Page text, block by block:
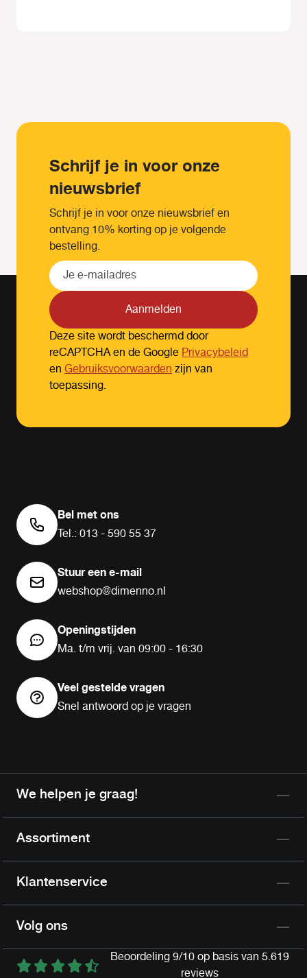
Schrijf je in voor onze
nieuwsbrief
Schrijf je in voor onze nieuwsbrief en
ontvang 10% korting op je volgende
bestelling.
Aanmelden
Deze site wordt beschermd door
reCAPTCHA en de GooglePrivacybeleid
en Gebruiksvoorwaardenzijn van
toepassing.
Bel met ons
Tel.: 013 - 590 55 37
Stuur een e-mail
webshop@dimenno.nl
Openingstijden
Ma. t/m vrij. van 09:00 - 16:30
Veel gestelde vragen
Snel antwoord op je vragen
We helpen je graag!
Assortiment
Klantenservice
Volg ons
Beoordeling 9/10 op basis van 5.619
reviews